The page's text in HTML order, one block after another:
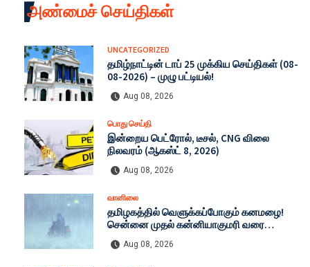
அண்மைச் செய்திகள்
UNCATEGORIZED
தமிழ்நாட்டின் டாப் 25 முக்கிய செய்திகள் (08-
08-2026) – முழு பட்டியல்!
Aug 08, 2026
பொது செய்தி
இன்றைய பெட்ரோல், டீசல், CNG விலை
நிலவரம் (ஆகஸ்ட் 8, 2026)
Aug 08, 2026
வானிலை
தமிழகத்தில் வெளுக்கப்போகும் கனமழை!
சென்னை முதல் கன்னியாகுமரி வரை
எச்சரிக்கை: இன்றைய முழு வானிலை
நிலவரம் (08-08-2026)
Aug 08, 2026